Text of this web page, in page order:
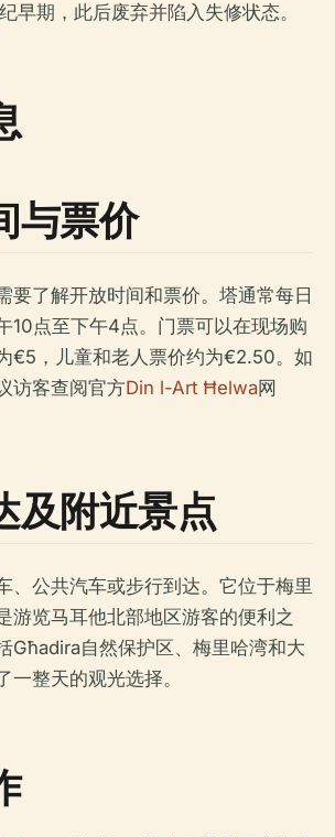
早期，此后废弃并陷入失修状态。
与票价
要了解开放时间和票价。塔通常每日
10点至下午4点。门票可以在现场购
€5，儿童和老人票价约为€2.50。如
访客查阅官方Din l-Art Ħelwa网
及附近景点
、公共汽车或步行到达。它位于梅里
游览马耳他北部地区游客的便利之
Għadira自然保护区、梅里哈湾和大
一整天的观光选择。